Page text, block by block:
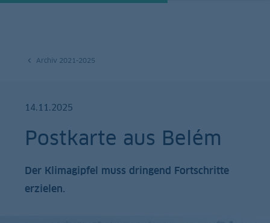
Archiv 2021-2025
14.11.2025
Postkarte aus Belém
Der Klimagipfel muss dringend Fortschritte
erzielen.